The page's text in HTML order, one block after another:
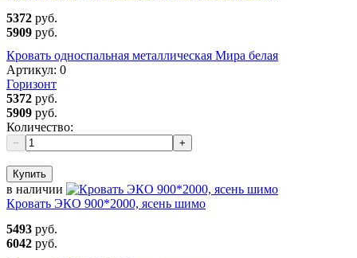
5372 руб.
5909 руб.
Кровать односпальная металлическая Мира белая
Артикул: 0
Горизонт
5372 руб.
5909 руб.
Количество:
− +
Купить
в наличии
Кровать ЭКО 900*2000, ясень шимо
5493 руб.
6042 руб.